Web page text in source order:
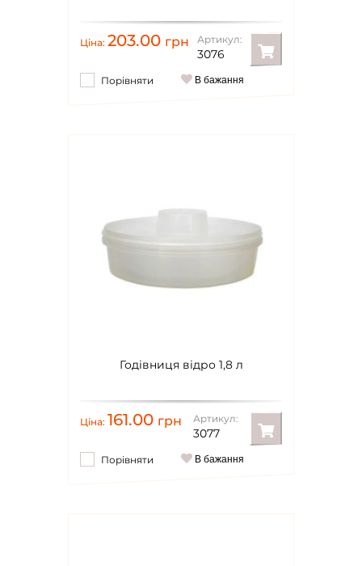
Ціна: 203.00 грн Артикул:
3076
Порівняти В бажання
Годівниця відро 1,8 л
Ціна: 161.00 грн Артикул:
3077
Порівняти В бажання